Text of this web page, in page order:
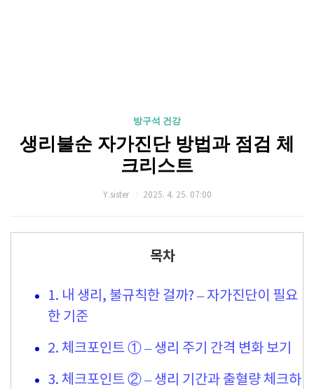
방구석 건강
생리불순 자가진단 방법과 점검 체
크리스트
Y.sister 2025. 4. 25. 07:00
목차
1. 내 생리, 불규칙한 걸까? – 자가진단이 필요
한 기준
2. 체크포인트 ① – 생리 주기 간격 변화 보기
3. 체크포인트 ② – 생리 기간과 출혈량 체크하